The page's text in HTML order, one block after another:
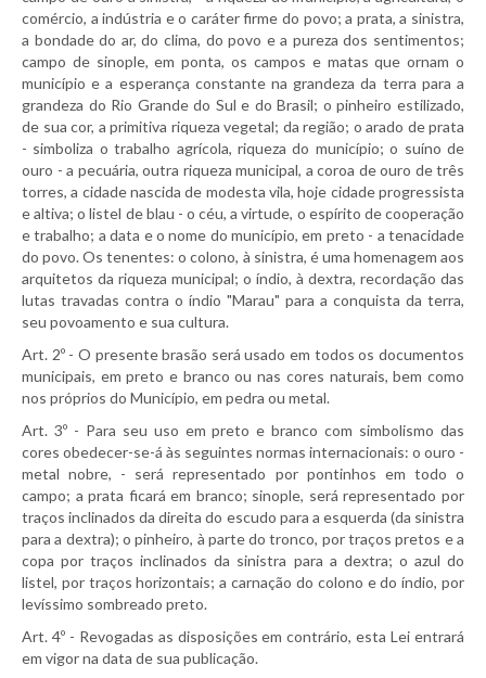
comércio, a indústria e o caráter firme do povo; a prata, a sinistra,
a bondade do ar, do clima, do povo e a pureza dos sentimentos;
campo de sinople, em ponta, os campos e matas que ornam o
município e a esperança constante na grandeza da terra para a
grandeza do Rio Grande do Sul e do Brasil; o pinheiro estilizado,
de sua cor, a primitiva riqueza vegetal; da região; o arado de prata
- simboliza o trabalho agrícola, riqueza do município; o suíno de
ouro - a pecuária, outra riqueza municipal, a coroa de ouro de três
torres, a cidade nascida de modesta vila, hoje cidade progressista
e altiva; o listel de blau - o céu, a virtude, o espírito de cooperação
e trabalho; a data e o nome do município, em preto - a tenacidade
do povo. Os tenentes: o colono, à sinistra, é uma homenagem aos
arquitetos da riqueza municipal; o índio, à dextra, recordação das
lutas travadas contra o índio "Marau" para a conquista da terra,
seu povoamento e sua cultura.
Art. 2º - O presente brasão será usado em todos os documentos
municipais, em preto e branco ou nas cores naturais, bem como
nos próprios do Município, em pedra ou metal.
Art. 3º - Para seu uso em preto e branco com simbolismo das
cores obedecer-se-á às seguintes normas internacionais: o ouro -
metal nobre, - será representado por pontinhos em todo o
campo; a prata ficará em branco; sinople, será representado por
traços inclinados da direita do escudo para a esquerda (da sinistra
para a dextra); o pinheiro, à parte do tronco, por traços pretos e a
copa por traços inclinados da sinistra para a dextra; o azul do
listel, por traços horizontais; a carnação do colono e do índio, por
levíssimo sombreado preto.
Art. 4º - Revogadas as disposições em contrário, esta Lei entrará
em vigor na data de sua publicação.